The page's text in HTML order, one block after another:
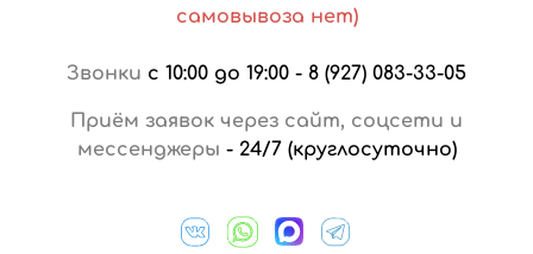
самовывоза нет)
Звонки с 10:00 до 19:00 - 8 (927) 083-33-05
Приём заявок через сайт, соцсети и
мессенджеры - 24/7 (круглосуточно)